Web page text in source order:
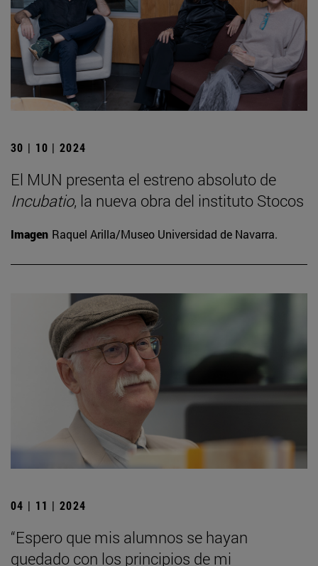
30 | 10 | 2024
El MUN presenta el estreno absoluto de
Incubatio, la nueva obra del instituto Stocos
Imagen Raquel Arilla/Museo Universidad de Navarra.
04 | 11 | 2024
“Espero que mis alumnos se hayan
quedado con los principios de mi